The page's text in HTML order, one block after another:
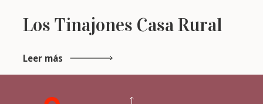
Los Tinajones Casa Rural
Leer más